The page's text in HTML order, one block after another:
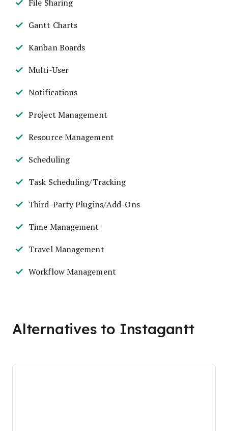
File Sharing
Gantt Charts
Kanban Boards
Multi-User
Notifications
Project Management
Resource Management
Scheduling
Task Scheduling/Tracking
Third-Party Plugins/Add-Ons
Time Management
Travel Management
Workflow Management
Alternatives to Instagantt